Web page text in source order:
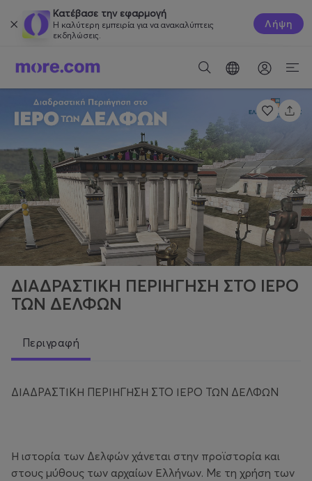
Κατέβασε την εφαρμογή
Η καλύτερη εμπειρία για να ανακαλύπτεις
εκδηλώσεις.
Λήψη
ΔΙΑΔΡΑΣΤΙΚΗ ΠΕΡΙΗΓΗΣΗ ΣΤΟ ΙΕΡΟ
ΤΩΝ ΔΕΛΦΩΝ
Περιγραφή
ΔΙΑΔΡΑΣΤΙΚΗ ΠΕΡΙΗΓΗΣΗ ΣΤΟ ΙΕΡΟ ΤΩΝ ΔΕΛΦΩΝ
Η ιστορία των Δελφών χάνεται στην προϊστορία και
στους μύθους των αρχαίων Ελλήνων. Με τη χρήση των